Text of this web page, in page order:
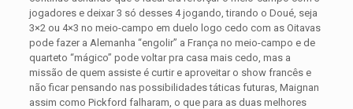
jogadores e deixar 3 só desses 4 jogando, tirando o Doué, seja
3×2 ou 4×3 no meio-campo em duelo logo cedo com as Oitavas
pode fazer a Alemanha “engolir” a França no meio-campo e de
quarteto “mágico” pode voltar pra casa mais cedo, mas a
missão de quem assiste é curtir e aproveitar o show francês e
não ficar pensando nas possibilidades táticas futuras, Maignan
assim como Pickford falharam, o que para as duas melhores